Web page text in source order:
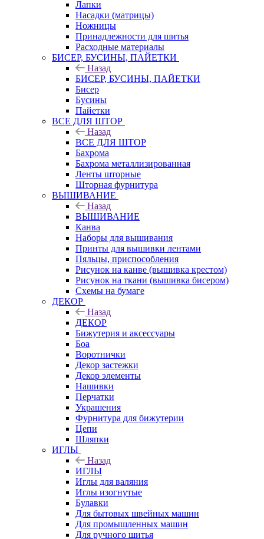
Лапки
Насадки (матрицы)
Ножницы
Принадлежности для шитья
Расходные материалы
БИСЕР, БУСИНЫ, ПАЙЕТКИ
Назад
БИСЕР, БУСИНЫ, ПАЙЕТКИ
Бисер
Бусины
Пайетки
ВСЕ ДЛЯ ШТОР
Назад
ВСЕ ДЛЯ ШТОР
Бахрома
Бахрома металлизированная
Ленты шторные
Шторная фурнитура
ВЫШИВАНИЕ
Назад
ВЫШИВАНИЕ
Канва
Наборы для вышивания
Принты для вышивки лентами
Пяльцы, приспособления
Рисунок на канве (вышивка крестом)
Рисунок на ткани (вышивка бисером)
Схемы на бумаге
ДЕКОР
Назад
ДЕКОР
Бижутерия и аксессуары
Боа
Воротнички
Декор застежки
Декор элементы
Нашивки
Перчатки
Украшения
Фурнитура для бижутерии
Цепи
Шляпки
ИГЛЫ
Назад
ИГЛЫ
Иглы для валяния
Иглы изогнутые
Булавки
Для бытовых швейных машин
Для промышленных машин
Для ручного шитья